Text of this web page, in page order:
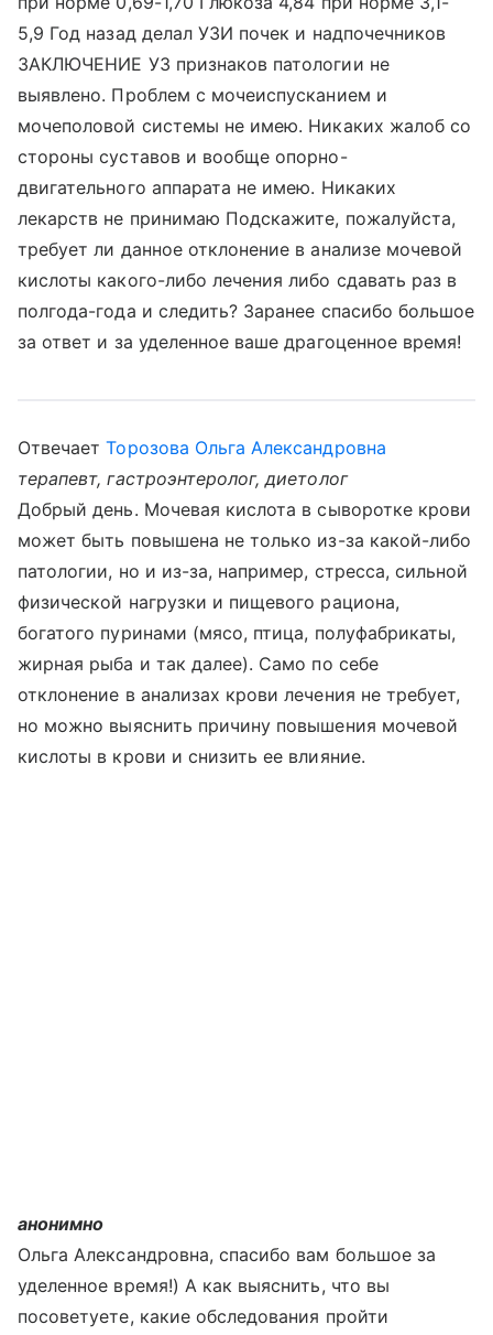
5,9 Год назад делал УЗИ почек и надпочечников
ЗАКЛЮЧЕНИЕ УЗ признаков патологии не
выявлено. Проблем с мочеиспусканием и
мочеполовой системы не имею. Никаких жалоб со
стороны суставов и вообще опорно-
двигательного аппарата не имею. Никаких
лекарств не принимаю Подскажите, пожалуйста,
требует ли данное отклонение в анализе мочевой
кислоты какого-либо лечения либо сдавать раз в
полгода-года и следить? Заранее спасибо большое
за ответ и за уделенное ваше драгоценное время!
ОтвечаетТорозова Ольга Александровна
терапевт, гастроэнтеролог, диетолог
Добрый день. Мочевая кислота в сыворотке крови
может быть повышена не только из-за какой-либо
патологии, но и из-за, например, стресса, сильной
физической нагрузки и пищевого рациона,
богатого пуринами (мясо, птица, полуфабрикаты,
жирная рыба и так далее). Само по себе
отклонение в анализах крови лечения не требует,
но можно выяснить причину повышения мочевой
кислоты в крови и снизить ее влияние.
анонимно
Ольга Александровна, спасибо вам большое за
уделенное время!) А как выяснить, что вы
посоветуете, какие обследования пройти